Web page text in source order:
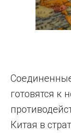
готовятся к
Китая в